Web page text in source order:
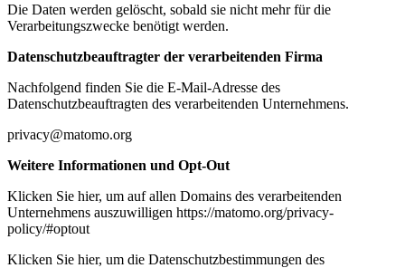
Die Daten werden gelöscht, sobald sie nicht mehr für die
Verarbeitungszwecke benötigt werden.
Datenschutzbeauftragter der verarbeitenden Firma
Nachfolgend finden Sie die E-Mail-Adresse des
Datenschutzbeauftragten des verarbeitenden Unternehmens.
privacy@matomo.org
Weitere Informationen und Opt-Out
Klicken Sie hier, um auf allen Domains des verarbeitenden
Unternehmens auszuwilligen https://matomo.org/privacy-
policy/#optout
Klicken Sie hier, um die Datenschutzbestimmungen des